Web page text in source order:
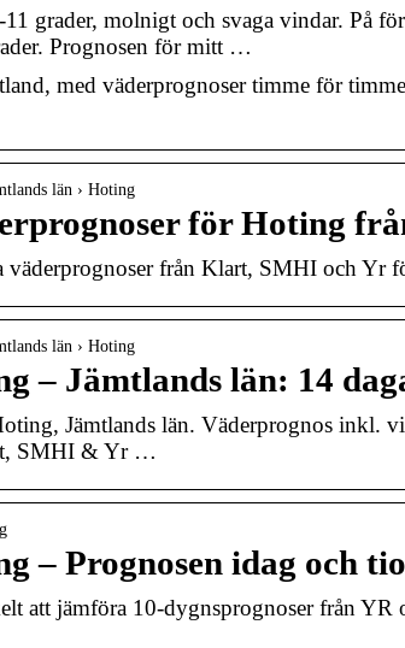
grader, molnigt och svaga vindar. På
Prognosen för mitt …
med väderprognoser timme för
län › Hoting
för Hoting
väderprognoser från Klart, SMHI och Yr
län › Hoting
– Jämtlands län: 14
Jämtlands län. Väderprognos inkl.
SMHI & Yr …
– Prognosen idag och
att jämföra 10-dygnsprognoser från YR